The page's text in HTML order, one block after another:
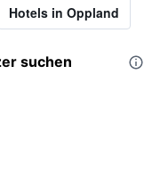
Hotels in Oppland
suchen